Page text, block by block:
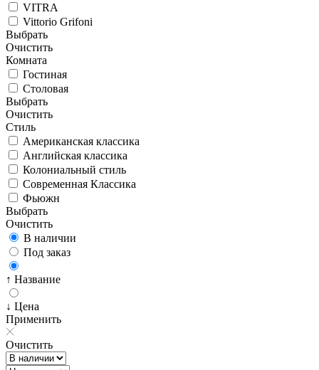
VITRA
Vittorio Grifoni
Выбрать
Очистить
Комната
Гостиная
Столовая
Выбрать
Очистить
Стиль
Американская классика
Английская классика
Колониальный стиль
Современная Классика
Фьюжн
Выбрать
Очистить
В наличии
Под заказ
↑ Название
↓ Цена
Применить
Очистить